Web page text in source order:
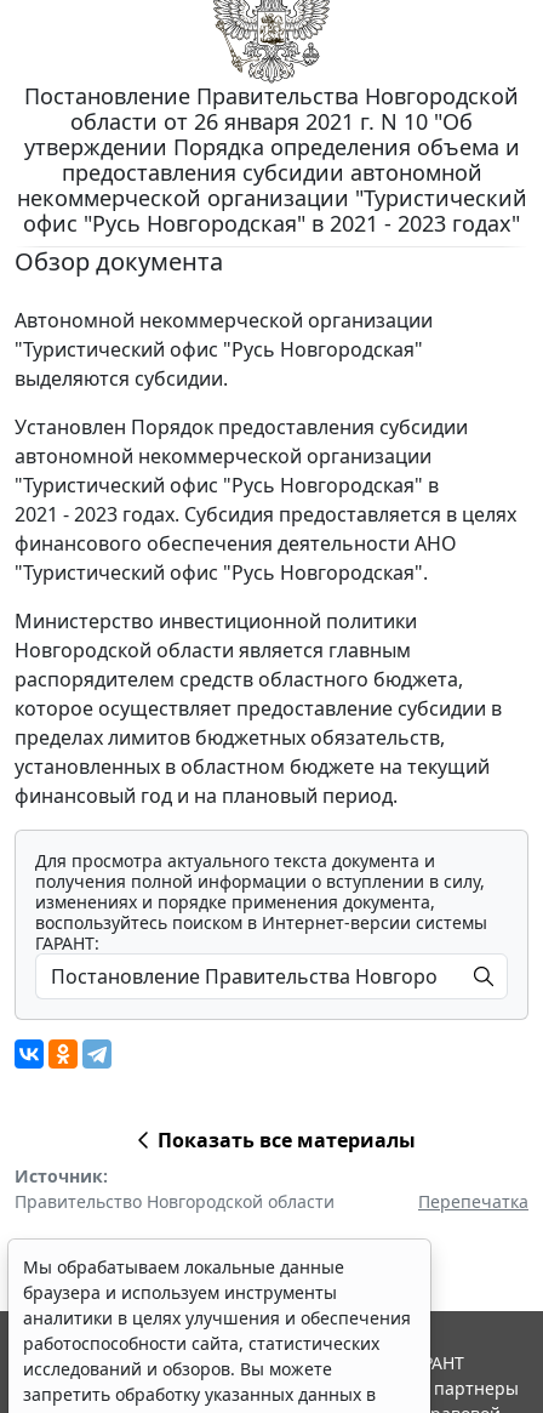
Постановление Правительства Новгородской
области от 26 января 2021 г. N 10 "Об
утверждении Порядка определения объема и
предоставления субсидии автономной
некоммерческой организации "Туристический
офис "Русь Новгородская" в 2021 - 2023 годах"
Обзор документа
Автономной некоммерческой организации
"Туристический офис "Русь Новгородская"
выделяются субсидии.
Установлен Порядок предоставления субсидии
автономной некоммерческой организации
"Туристический офис "Русь Новгородская" в
2021 - 2023 годах. Субсидия предоставляется в целях
финансового обеспечения деятельности АНО
"Туристический офис "Русь Новгородская".
Министерство инвестиционной политики
Новгородской области является главным
распорядителем средств областного бюджета,
которое осуществляет предоставление субсидии в
пределах лимитов бюджетных обязательств,
установленных в областном бюджете на текущий
финансовый год и на плановый период.
Для просмотра актуального текста документа и
получения полной информации о вступлении в силу,
изменениях и порядке применения документа,
воспользуйтесь поиском в Интернет-версии системы
ГАРАНТ:
Показать все материалы
Источник:
Правительство Новгородской области
Перепечатка
Мы обрабатываем локальные данные
браузера и используем инструменты
аналитики в целях улучшения и обеспечения
работоспособности сайта, статистических
исследований и обзоров. Вы можете
запретить обработку указанных данных в
© ООО "НПП "ГАРАНТ-СЕРВИС", 2026. Система ГАРАНТ
выпускается с 1990 года. Компания "Гарант" и ее партнеры